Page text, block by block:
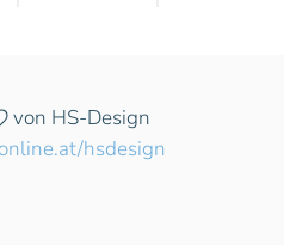
von HS-Design
hsdesign